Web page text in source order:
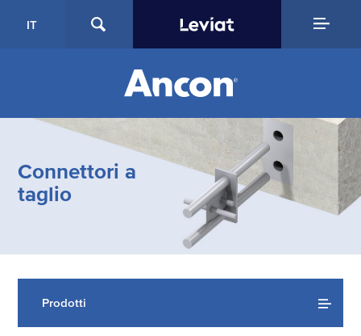
IT
Connettori a
taglio
Prodotti